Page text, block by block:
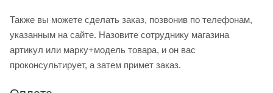
Также вы можете сделать заказ, позвонив по телефонам,
указанным на сайте. Назовите сотруднику магазина
артикул или марку+модель товара, и он вас
проконсультирует, а затем примет заказ.